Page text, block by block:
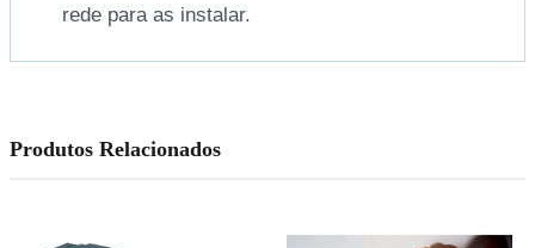
rede para as instalar.
Produtos Relacionados